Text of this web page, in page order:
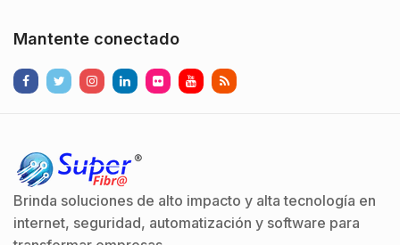
Mantente conectado
Brinda soluciones de alto impacto y alta tecnología en
internet, seguridad, automatización y software para